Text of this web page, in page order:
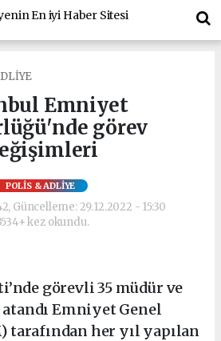
Emniyet
görev
POLİS & ADLİYE
Güncelleme: 29.12.2022 - 15:30
kez okundu.
görevli 35 müdür ve
Emniyet Genel
tarafından her yıl yapılan